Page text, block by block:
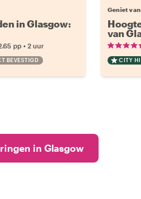
in Glasgow:
pp • 2 uur
BEVESTIGD
Geniet
van
CITY
in Glasgow